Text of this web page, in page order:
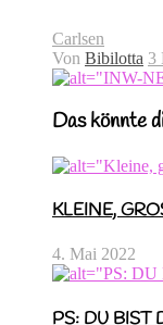
Carlsen
Von Bibilotta 3
Das könnte
KLEINE,
4. Mai 2022
PS: DU BIST